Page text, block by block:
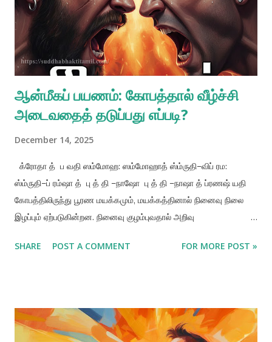
ஆன்மீகப் பயணம்: கோபத்தால் வீழ்ச்சி
அடைவதைத் தடுப்பது எப்படி?
December 14, 2025
க்ரோதா த் ப வதி ஸம்மோஹ: ஸம்மோஹாத் ஸ்ம்ருதி–விப் ரம:
ஸ்ம்ருதி–ப் ரம்ஷா த் பு த் தி –நாஷோ பு த் தி –நாஷா த் ப்ரணஷ் யதி
கோபத்திலிருந்து பூரண மயக்கமும், மயக்கத்தினால் நினைவு நிலை
இழப்பும் ஏற்படுகின்றன. நினைவு குழம்புவதால் அறிவு
வாழ்க்கையில் வீழ்கிறான். பொருளுரை: ஸ்ரீல ரூப கோஸ்வாமி
செய்தவன், அனைத்துப் பொருள்களையும் இறைவனின் சேவையில்
உபயோகப்படுத்த முடியும் என்பதை அறிவான். கிருஷ்ண உணர்வைப்
SHARE POST A COMMENT FOR MORE POST »